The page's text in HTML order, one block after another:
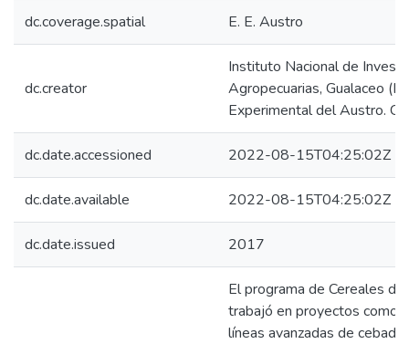
dc.coverage.spatial E. E. Austro
dc.creator
Instituto Nacional de
Agropecuarias, Gualaceo
Experimental del Austro.
dc.date.accessioned 2022-08-15T04:25:02Z
dc.date.available 2022-08-15T04:25:02Z
dc.date.issued 2017
El programa de Cereales
trabajó en proyectos como:
líneas avanzadas de